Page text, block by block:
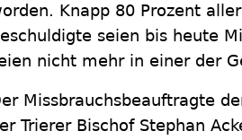
Knapp 80 Prozent
seien bis heute
nicht mehr in einer der
Missbrauchsbeauftragte
Trierer Bischof Stephan